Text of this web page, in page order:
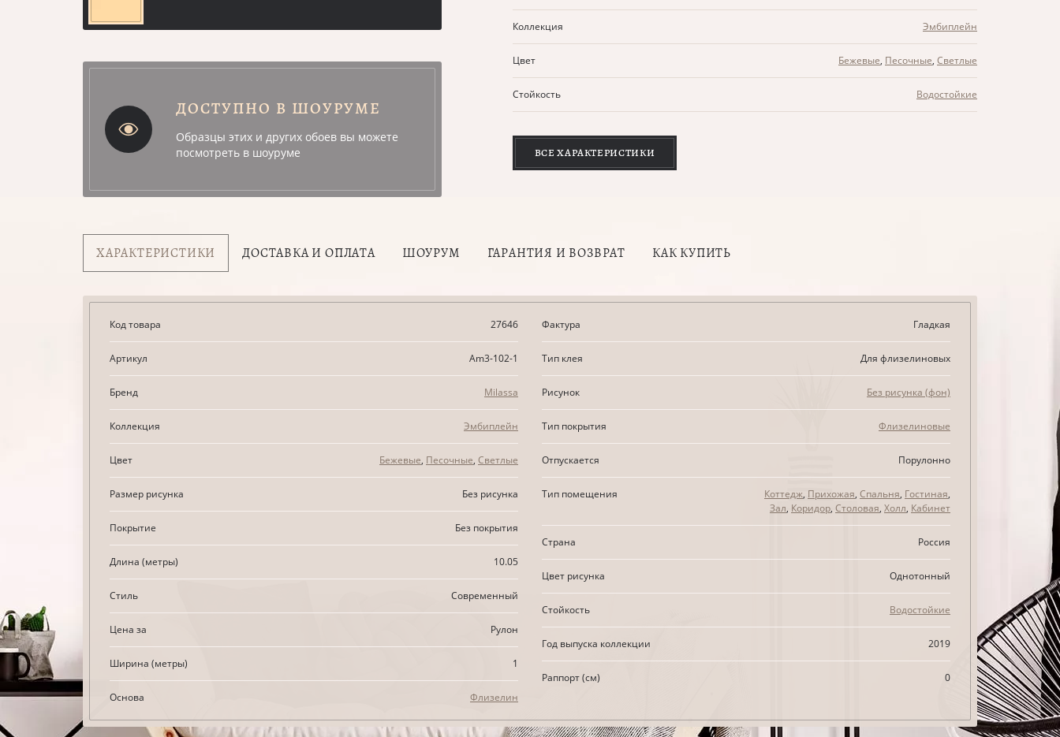
ДОСТУПНО В ШОУРУМЕ
Образцы этих и других обоев вы можете
посмотреть в шоуруме
Коллекция Эмбиплейн
Цвет Бежевые, Песочные, Светлые
Стойкость Водостойкие
ВСЕ ХАРАКТЕРИСТИКИ
ХАРАКТЕРИСТИКИ ДОСТАВКА И ОПЛАТА ШОУРУМ ГАРАНТИЯ И ВОЗВРАТ КАК КУПИТЬ
Код товара 27646
Артикул Am3-102-1
Бренд Milassa
Коллекция Эмбиплейн
Цвет Бежевые, Песочные, Светлые
Размер рисунка Без рисунка
Покрытие Без покрытия
Длина (метры) 10.05
Стиль Современный
Цена за Рулон
Ширина (метры) 1
Основа Флизелин
Фактура Гладкая
Тип клея Для флизелиновых
Рисунок Без рисунка (фон)
Тип покрытия Флизелиновые
Отпускается Порулонно
Тип помещения Коттедж, Прихожая, Спальня, Гостиная,
Зал, Коридор, Столовая, Холл, Кабинет
Страна Россия
Цвет рисунка Однотонный
Стойкость Водостойкие
Год выпуска коллекции 2019
Раппорт (см) 0